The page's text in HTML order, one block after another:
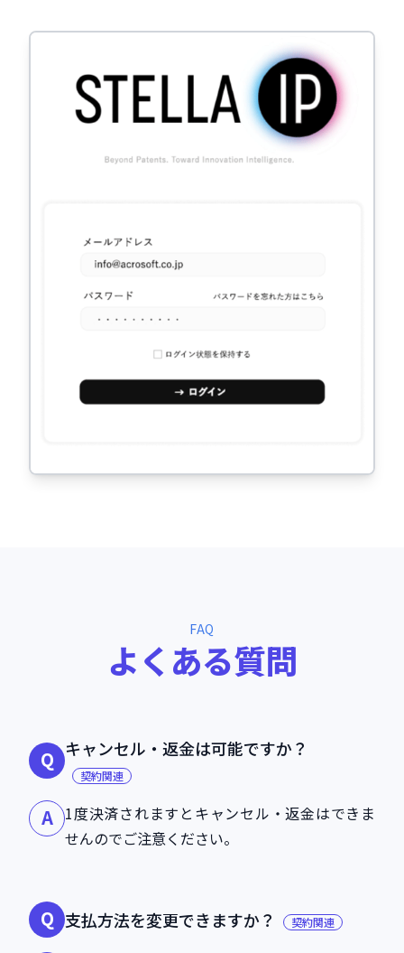
FAQ
よく ある質問
Q キャンセル・返金は可能ですか？
契約関連
A
1度決済されますとキャンセル・返金はできま
せんのでご注意ください。
Q 支払方法を変更できますか？ 契約関連